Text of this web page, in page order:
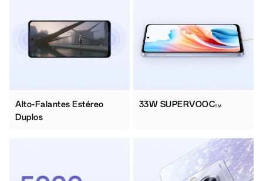
Alto-Falantes Estéreo
Duplos
33W SUPERVOOCTM